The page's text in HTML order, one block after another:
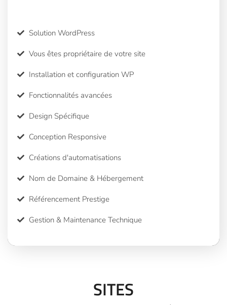
Solution WordPress
Vous êtes propriétaire de votre site
Installation et configuration WP
Fonctionnalités avancées
Design Spécifique
Conception Responsive
Créations d'automatisations
Nom de Domaine & Hébergement
Référencement Prestige
Gestion & Maintenance Technique
SITES